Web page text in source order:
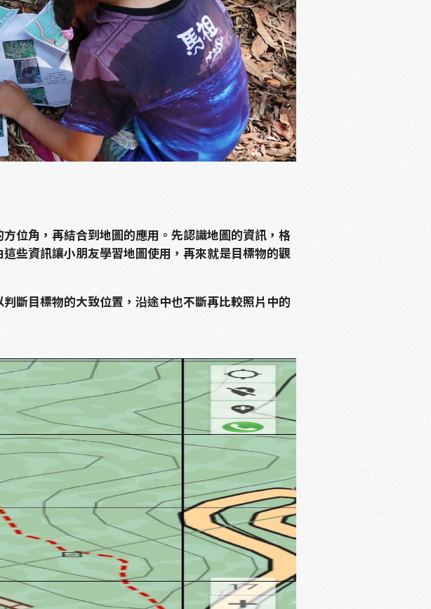
位角，再結合到地圖的應用。先認識地圖的資訊，格
些資訊讓小朋友學習地圖使用，再來就是目標物的觀
斷目標物的大致位置，沿途中也不斷再比較照片中的